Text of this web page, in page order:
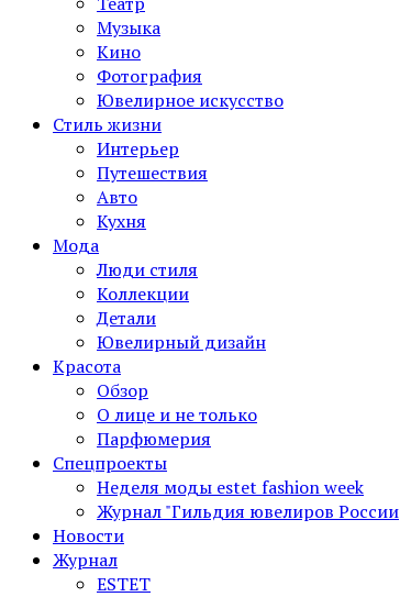
Музыка
Кино
Фотография
Ювелирное искусство
Стиль жизни
Интерьер
Путешествия
Авто
Кухня
Мода
Люди стиля
Коллекции
Детали
Ювелирный дизайн
Красота
Обзор
О лице и не только
Парфюмерия
Спецпроекты
Неделя моды estet fashion week
Журнал "Гильдия ювелиров России
Новости
Журнал
ESTET